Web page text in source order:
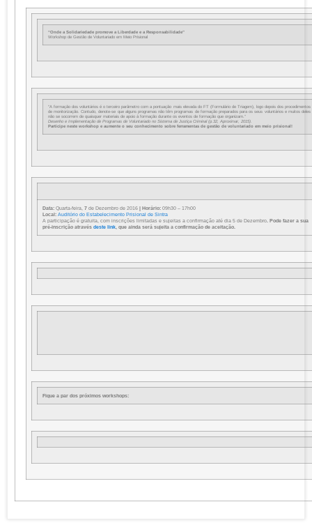
“Onde a Solidariedade promove a Liberdade e a Responsabilidade”
Workshop de Gestão de Voluntariado em Meio Prisional
“A formação dos voluntários é o terceiro parâmetro com a pontuação mais elevada do FT (Formulário de Triagem), logo depois dos procedimentos
de monitorização. Contudo, denote-se que alguns programas não têm programas de formação preparados para os seus voluntários e muitos deles
não se socorrem de quaisquer materiais de apoio à formação durante os eventos de formação que organizam.”
Desenho e Implementação de Programas de Voluntariado no Sistema de Justiça Criminal (p.32, Aproximar, 2015).
Participe neste workshop e aumente o seu conhecimento sobre ferramentas de gestão de voluntariado em meio prisional!
Data: Quarta-feira, 7 de Dezembro de 2016 | Horário: 09h30 – 17h00
Local: Auditório do Estabelecimento Prisional de Sintra
A participação é gratuita, com inscrições limitadas e sujeitas a confirmação até dia 5 de Dezembro. Pode fazer a sua
pré-inscrição através deste link, que ainda será sujeita a confirmação de aceitação.
Fique a par dos próximos workshops: